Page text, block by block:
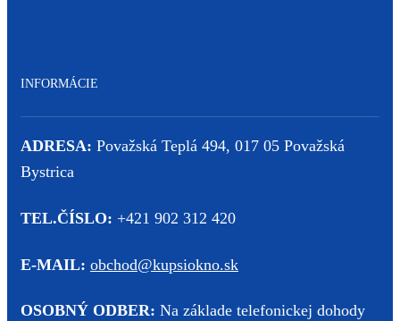
INFORMÁCIE
ADRESA: Považská Teplá 494, 017 05 Považská
Bystrica
TEL.ČÍSLO: +421 902 312 420
E-MAIL: obchod@kupsiokno.sk
OSOBNÝ ODBER: Na základe telefonickej dohody